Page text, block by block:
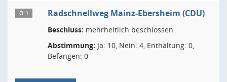
Ö 1 Radschnellweg Mainz-Ebersheim (CDU)
Beschluss: mehrheitlich beschlossen
Abstimmung: Ja: 10, Nein: 4, Enthaltung: 0,
Befangen: 0